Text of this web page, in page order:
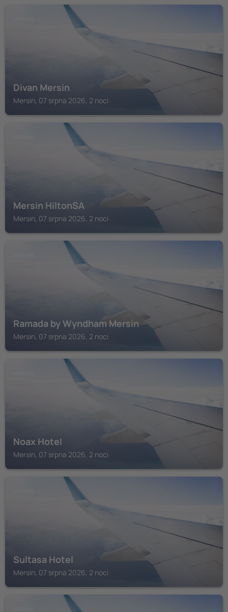
Divan Mersin
Mersin, 07 srpna 2026, 2 noci
Mersin HiltonSA
Mersin, 07 srpna 2026, 2 noci
Ramada by Wyndham Mersin
Mersin, 07 srpna 2026, 2 noci
Noax Hotel
Mersin, 07 srpna 2026, 2 noci
Sultasa Hotel
Mersin, 07 srpna 2026, 2 noci